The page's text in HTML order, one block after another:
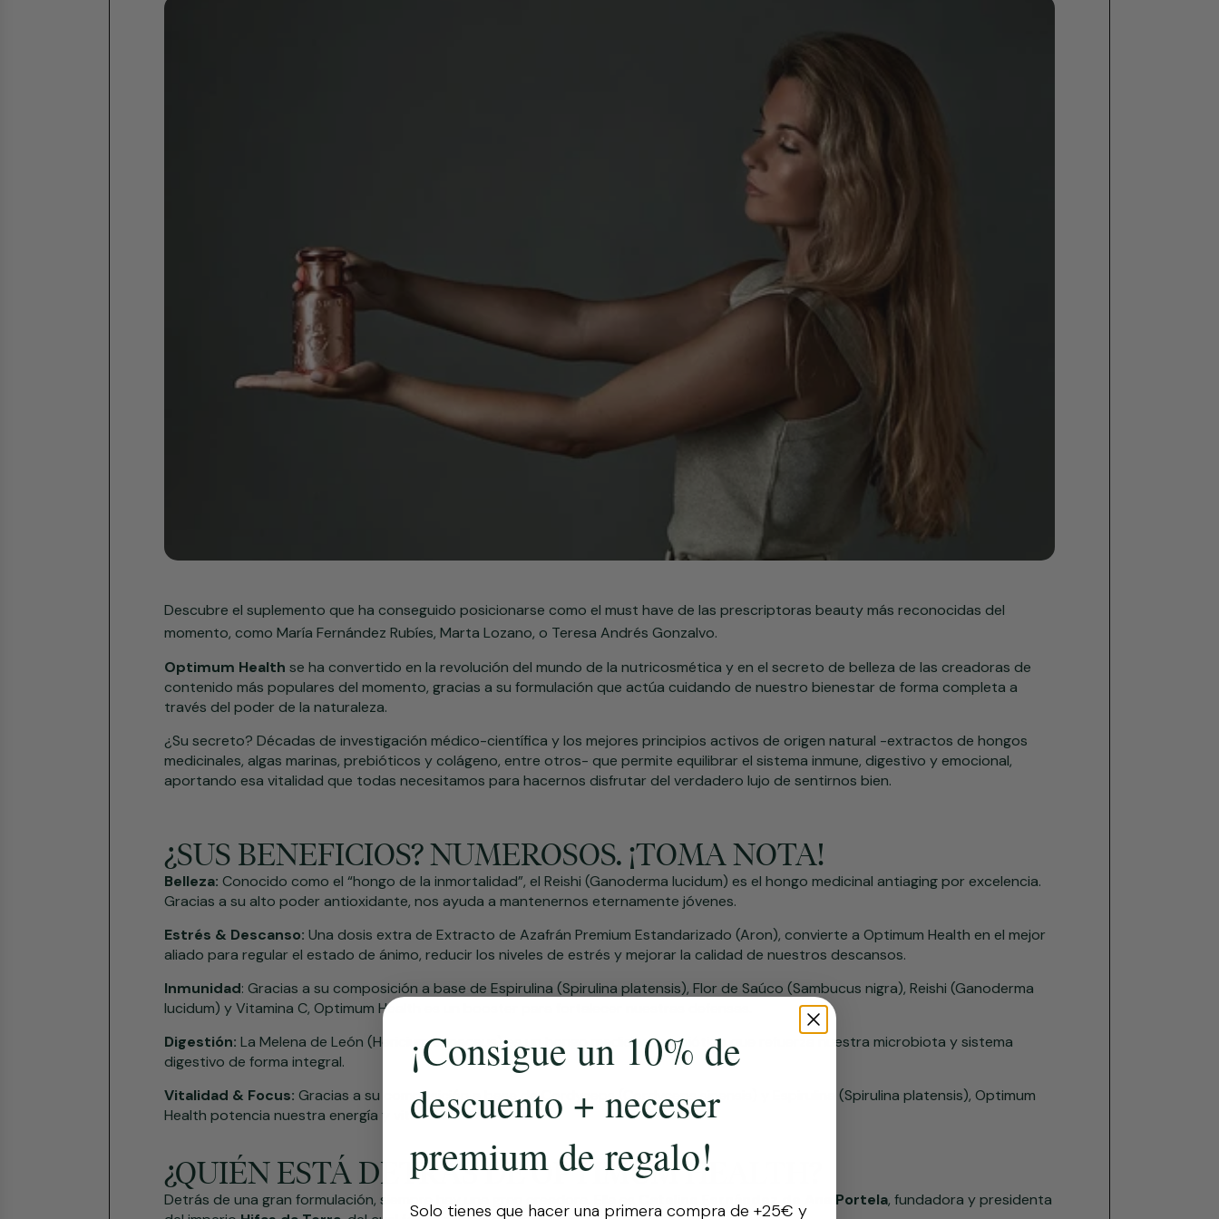
Descubre el suplemento que ha conseguido posicionarse como el must have de las prescriptoras beauty más reconocidas del
momento, como María Fernández Rubíes, Marta Lozano, o Teresa Andrés Gonzalvo.
Optimum Health se ha convertido en la revolución del mundo de la nutricosmética y en el secreto de belleza de las creadoras de
contenido más populares del momento, gracias a su formulación que actúa cuidando de nuestro bienestar de forma completa a
través del poder de la naturaleza.
¿Su secreto? Décadas de investigación médico-científica y los mejores principios activos de origen natural -extractos de hongos
medicinales, algas marinas, prebióticos y colágeno, entre otros- que permite equilibrar el sistema inmune, digestivo y emocional,
aportando esa vitalidad que todas necesitamos para hacernos disfrutar del verdadero lujo de sentirnos bien.
¿SUS BENEFICIOS? NUMEROSOS. ¡TOMA NOTA!
Belleza: Conocido como el “hongo de la inmortalidad”, el Reishi (Ganoderma lucidum) es el hongo medicinal antiaging por excelencia.
Gracias a su alto poder antioxidante, nos ayuda a mantenernos eternamente jóvenes.
Estrés & Descanso: Una dosis extra de Extracto de Azafrán Premium Estandarizado (Aron), convierte a Optimum Health en el mejor
aliado para regular el estado de ánimo, reducir los niveles de estrés y mejorar la calidad de nuestros descansos.
Inmunidad: Gracias a su composición a base de Espirulina (Spirulina platensis), Flor de Saúco (Sambucus nigra), Reishi (Ganoderma
lucidum) y Vitamina C, Optimum Health es un booster para fortalecer nuestras defensas.
Digestión: La Melena de León (Hericium erinaceus) es un hongo medicinal prebiótico que refuerza nuestra microbiota y sistema
digestivo de forma integral.
Vitalidad & Focus: Gracias a su composición a base de Cordyceps (Cordyceps sinensis) y Espirulina (Spirulina platensis), Optimum
Health potencia nuestra energía y vitalidad.
¿QUIÉN ESTÁ DETRÁS DE OPTIMUM HEALTH?
Detrás de una gran formulación, siempre hay una gran creadora. Ella es Catalina Fernández de Ana Portela, fundadora y presidenta
¡Consigue un 10% de
descuento + neceser
premium de regalo!
Solo tienes que hacer una primera compra de +25€ y